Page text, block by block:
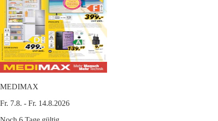
MEDIMAX
Fr. 7.8. - Fr. 14.8.2026